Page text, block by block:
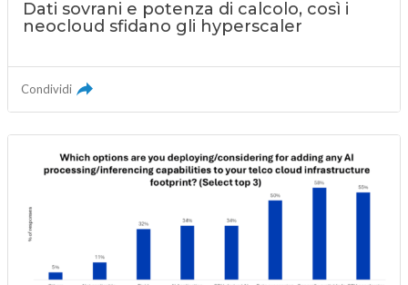
Dati sovrani e potenza di calcolo, così i
neocloud sfidano gli hyperscaler
Condividi